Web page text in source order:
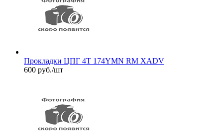
Прокладки ЦПГ 4T 174YMN RM XADV
600 руб./шт